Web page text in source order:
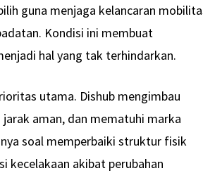
guna menjaga kelancaran
Kondisi ini membuat
hal yang tak terhindarkan.
utama. Dishub mengimbau
aman, dan mematuhi marka
soal memperbaiki struktur fisik
kecelakaan akibat perubahan